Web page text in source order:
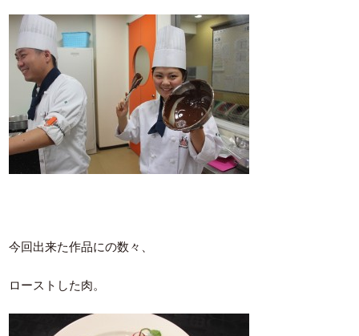
今回出来た作品にの数々、
ローストした肉。